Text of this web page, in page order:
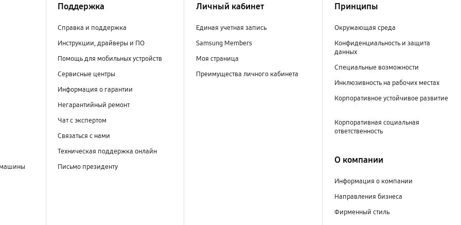
Поддержка
Справка и поддержка
Инструкции, драйверы и ПО
Помощь для мобильных устройств
Сервисные центры
Информация о гарантии
Негарантийный ремонт
Чат с экспертом
Связаться с нами
Техническая поддержка онлайн
Письмо президенту
Личный кабинет
Единая учетная запись
Samsung Members
Моя страница
Преимущества личного кабинета
Принципы
Окружающая среда
Конфиденциальность и защита
данных
Специальные возможности
Инклюзивность на рабочих местах
Корпоративное устойчивое развитие
Корпоративная социальная
ответственность
О компании
Информация о компании
Направления бизнеса
Фирменный стиль